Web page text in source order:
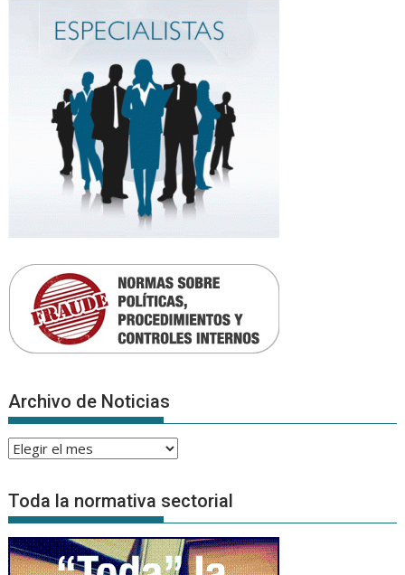
Archivo de Noticias
Archivo
Noticias
Toda la normativa sectorial